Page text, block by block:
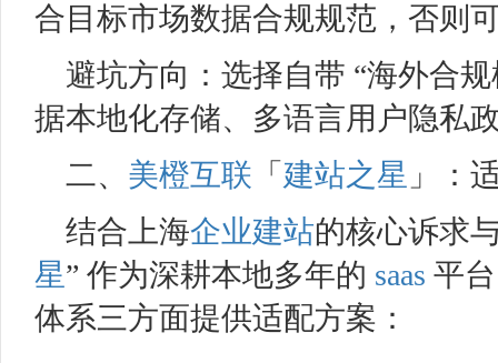
合目标市场数据合规规范，否则
避坑方向：选择自带 “海外合
据本地化存储、多语言用户隐私
二、 美橙互联 「 建站之星 」：
结合上海企业建站的核心诉求
星” 作为深耕本地多年的 saas 平
体系三方面提供适配方案：​